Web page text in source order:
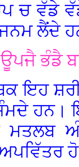
ਚ ਵੱਡੇ
ਜਨਮ ਲੈਂਦੇ
ਊਪਜੈ ਭੰਡੈ
ਇਹ
ਹਨ।
ਮਤਲਬ
ਹੋ